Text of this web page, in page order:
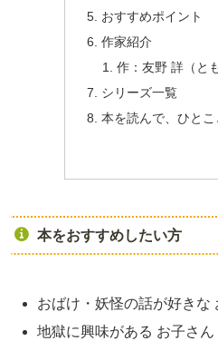
おすすめポイント
作家紹介
作：友野 詳（と
シリーズ一覧
本を読んで、ひとこ
本をおすすめしたい方
おばけ・妖怪の話が好きな
地獄に興味がある お子さん